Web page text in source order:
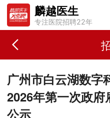
麟越医生
专注医院招聘22年
广州市白云湖数字
2026年第一次政
公示